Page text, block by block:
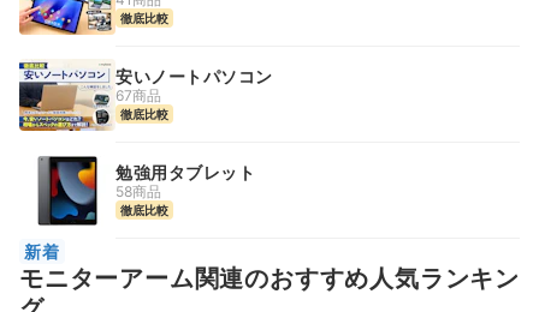
徹底比較
安いノートパソコン
67商品
徹底比較
勉強用タブレット
58商品
徹底比較
新着
モニターアーム関連のおすすめ人気ランキン